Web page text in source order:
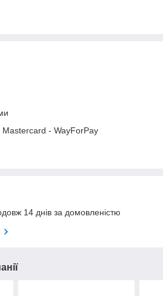
- WayForPay
14 днів за домовленістю